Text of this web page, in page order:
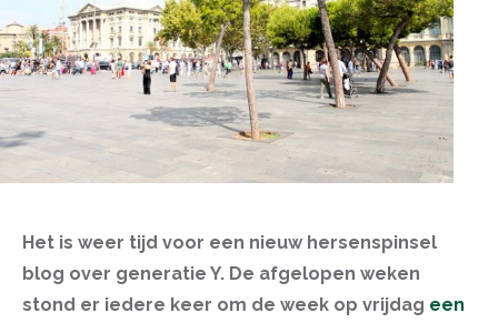
Het is weer tijd voor een nieuw hersenspinsel
blog over generatie Y. De afgelopen weken
stond er iedere keer om de week op vrijdag een